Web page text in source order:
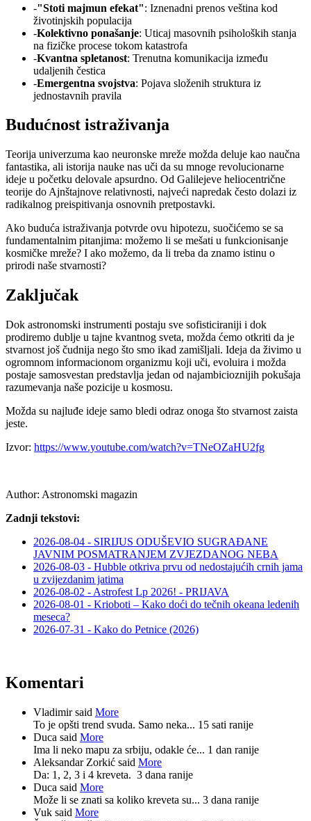
-"Stoti majmun efekat": Iznenadni prenos veština kod
životinjskih populacija
-Kolektivno ponašanje: Uticaj masovnih psiholoških stanja
na fizičke procese tokom katastrofa
-Kvantna spletanost: Trenutna komunikacija između
udaljenih čestica
-Emergentna svojstva: Pojava složenih struktura iz
jednostavnih pravila
Budućnost istraživanja
Teorija univerzuma kao neuronske mreže možda deluje kao naučna
fantastika, ali istorija nauke nas uči da su mnoge revolucionarne
ideje u početku delovale apsurdno. Od Galilejeve heliocentrične
teorije do Ajnštajnove relativnosti, najveći napredak često dolazi iz
radikalnog preispitivanja osnovnih pretpostavki.
Ako buduća istraživanja potvrde ovu hipotezu, suočićemo se sa
fundamentalnim pitanjima: možemo li se mešati u funkcionisanje
kosmičke mreže? I ako možemo, da li treba da znamo istinu o
prirodi naše stvarnosti?
Zaključak
Dok astronomski instrumenti postaju sve sofisticiraniji i dok
prodiremo dublje u tajne kvantnog sveta, možda ćemo otkriti da je
stvarnost još čudnija nego što smo ikad zamišljali. Ideja da živimo u
ogromnom informacionom organizmu koji uči, evoluira i možda
postaje samosvestan predstavlja jedan od najambicioznijih pokušaja
razumevanja naše pozicije u kosmosu.
Možda su najluđe ideje samo bledi odraz onoga što stvarnost zaista
jeste.
Izvor: https://www.youtube.com/watch?v=TNeOZaHU2fg
Author: Astronomski magazin
Zadnji tekstovi:
2026-08-04 - SIRIJUS ODUŠEVIO SUGRAĐANE
JAVNIM POSMATRANJEM ZVJEZDANOG NEBA
2026-08-03 - Hubble otkriva prvu od nedostajućih crnih jama
u zvijezdanim jatima
2026-08-02 - Astrofest Lp 2026! - PRIJAVA
2026-08-01 - Krioboti – Kako doći do tečnih okeana ledenih
meseca?
2026-07-31 - Kako do Petnice (2026)
Komentari
Vladimir said More
To je opšti trend svuda. Samo neka... 15 sati ranije
Duca said More
Ima li neko mapu za srbiju, odakle će... 1 dan ranije
Aleksandar Zorkić said More
Da: 1, 2, 3 i 4 kreveta. 3 dana ranije
Duca said More
Može li se znati sa koliko kreveta su... 3 dana ranije
Vuk said More